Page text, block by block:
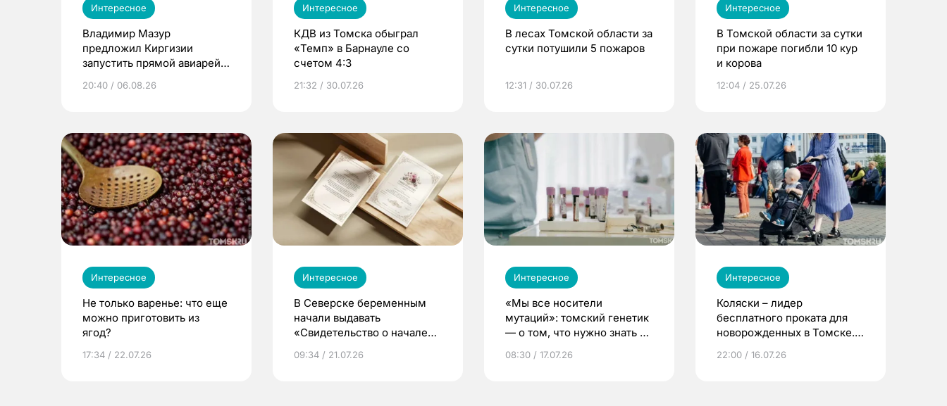
Интересное
Владимир Мазур
предложил Киргизии
запустить прямой авиарейс
20:40 / 06.08.26
Интересное
КДВ из Томска обыграл
«Темп» в Барнауле со
счетом 4:3
21:32 / 30.07.26
Интересное
В лесах Томской области за
сутки потушили 5 пожаров
12:31 / 30.07.26
Интересное
В Томской области за сутки
при пожаре погибли 10 кур
и корова
12:04 / 25.07.26
Интересное
Не только варенье: что еще
можно приготовить из
ягод?
17:34 / 22.07.26
Интересное
В Северске беременным
начали выдавать
«Свидетельство о начале
09:34 / 21.07.26
Интересное
«Мы все носители
мутаций»: томский генетик
— о том, что нужно знать до
08:30 / 17.07.26
Интересное
Коляски – лидер
бесплатного проката для
новорожденных в Томске.
22:00 / 16.07.26